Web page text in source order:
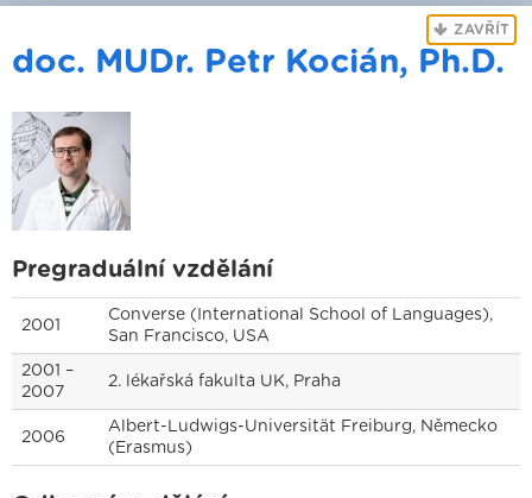
ZAVŘÍT
doc. MUDr. Petr Kocián, Ph.D.
Pregraduální vzdělání
2001
Converse (International School of Languages),
San Francisco, USA
2001 –
2007
2. lékařská fakulta UK, Praha
2006
Albert-Ludwigs-Universität Freiburg, Německo
(Erasmus)